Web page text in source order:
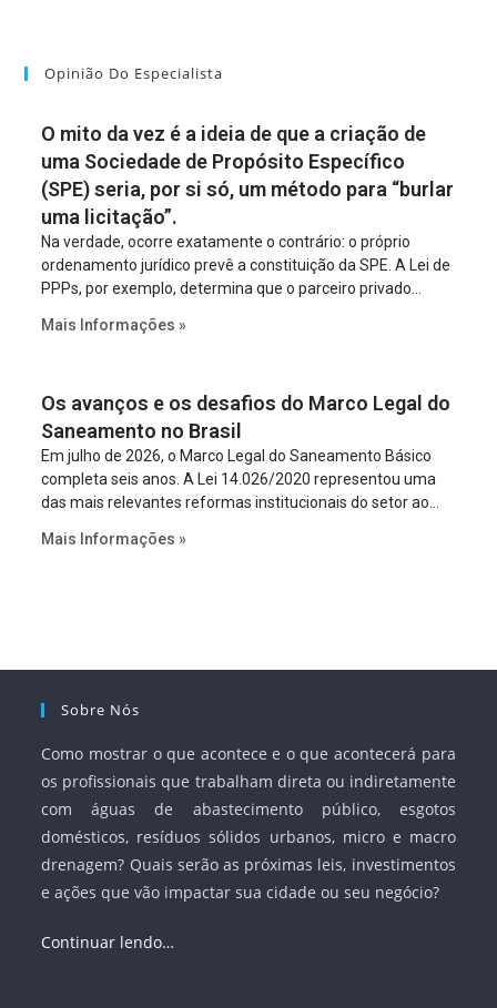
Opinião Do Especialista
O mito da vez é a ideia de que a criação de
uma Sociedade de Propósito Específico
(SPE) seria, por si só, um método para “burlar
uma licitação”.
Na verdade, ocorre exatamente o contrário: o próprio
ordenamento jurídico prevê a constituição da SPE. A Lei de
PPPs, por exemplo, determina que o parceiro privado
empreendimento. Ou seja, a suposta “fraude à licitação” é
projeto a projeto.
Mais Informações »
Os avanços e os desafios do Marco Legal do
Saneamento no Brasil
Em julho de 2026, o Marco Legal do Saneamento Básico
completa seis anos. A Lei 14.026/2020 representou uma
das mais relevantes reformas institucionais do setor ao
serviços, ampliar a participação da iniciativa privada,
Mais Informações »
Sobre Nós
Como mostrar o que acontece e o que acontecerá para
os profissionais que trabalham direta ou indiretamente
com águas de abastecimento público, esgotos
domésticos, resíduos sólidos urbanos, micro e macro
drenagem? Quais serão as próximas leis, investimentos
e ações que vão impactar sua cidade ou seu negócio?
Continuar lendo…